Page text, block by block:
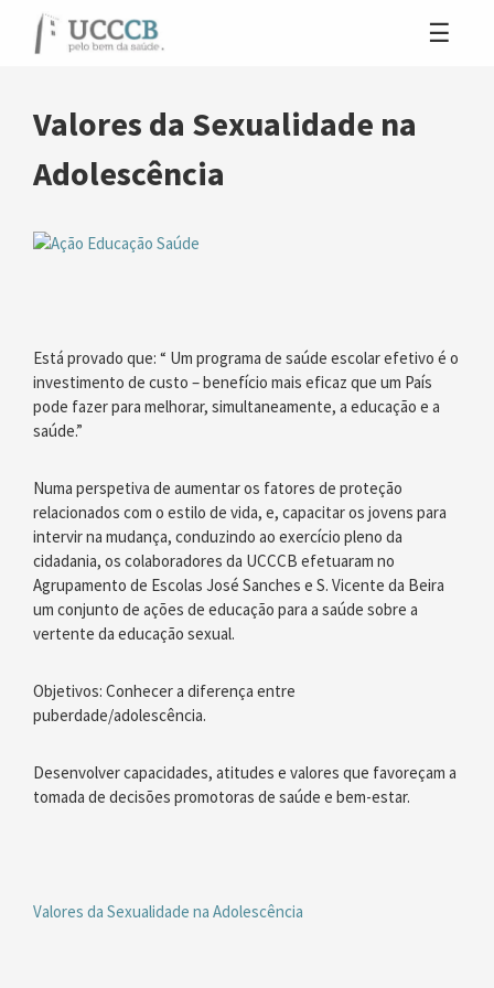
Valores da Sexualidade na
Adolescência
Está provado que: “ Um programa de saúde escolar efetivo é o
investimento de custo – benefício mais eficaz que um País
pode fazer para melhorar, simultaneamente, a educação e a
saúde.”
Numa perspetiva de aumentar os fatores de proteção
relacionados com o estilo de vida, e, capacitar os jovens para
intervir na mudança, conduzindo ao exercício pleno da
cidadania, os colaboradores da UCCCB efetuaram no
Agrupamento de Escolas José Sanches e S. Vicente da Beira
um conjunto de ações de educação para a saúde sobre a
vertente da educação sexual.
Objetivos: Conhecer a diferença entre
puberdade/adolescência.
Desenvolver capacidades, atitudes e valores que favoreçam a
tomada de decisões promotoras de saúde e bem-estar.
Valores da Sexualidade na Adolescência